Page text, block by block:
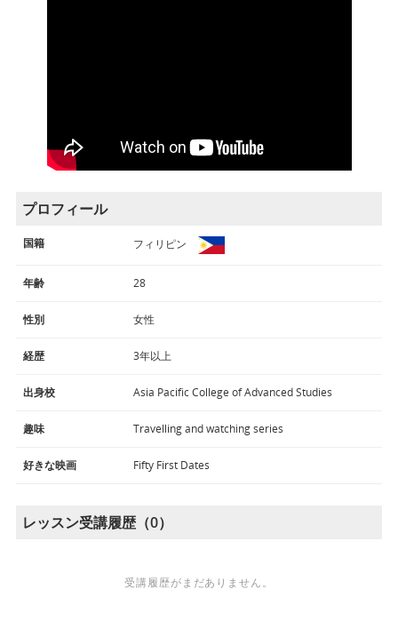
プロフィール
国籍 フィリピン
年齢 28
性別 女性
経歴 3年以上
出身校 Asia Pacific College of Advanced Studies
趣味 Travelling and watching series
好きな映画 Fifty First Dates
レッスン受講履歴（0）
受講履歴がまだありません。